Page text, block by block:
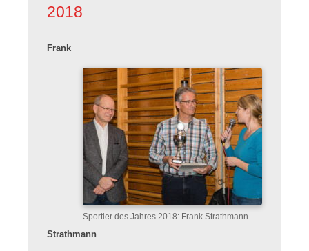
2018
Sportler des Jahres 2018: Frank Strathmann
Frank
Strathmann